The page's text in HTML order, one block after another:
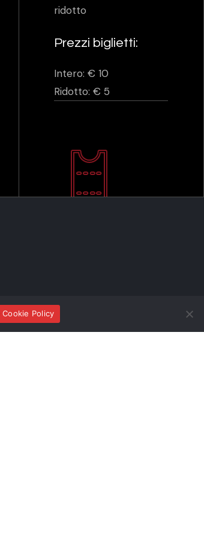
ridotto
Prezzi biglietti:
Intero: € 10
Ridotto: € 5
Cookie Policy